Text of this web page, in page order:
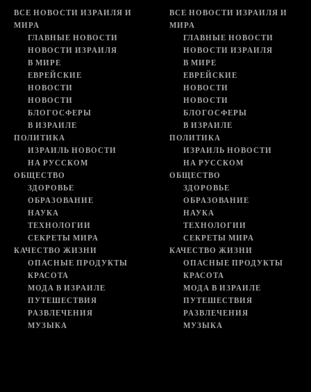
ВСЕ НОВОСТИ ИЗРАИЛЯ И
МИРА
ГЛАВНЫЕ НОВОСТИ
НОВОСТИ ИЗРАИЛЯ
В МИРЕ
ЕВРЕЙСКИЕ
НОВОСТИ
НОВОСТИ
БЛОГОСФЕРЫ
В ИЗРАИЛЕ
ПОЛИТИКА
ИЗРАИЛЬ НОВОСТИ
НА РУССКОМ
ОБЩЕСТВО
ЗДОРОВЬЕ
ОБРАЗОВАНИЕ
НАУКА
ТЕХНОЛОГИИ
СЕКРЕТЫ МИРА
КАЧЕСТВО ЖИЗНИ
ОПАСНЫЕ ПРОДУКТЫ
КРАСОТА
МОДА В ИЗРАИЛЕ
ПУТЕШЕСТВИЯ
РАЗВЛЕЧЕНИЯ
МУЗЫКА
ВСЕ НОВОСТИ ИЗРАИЛЯ И
МИРА
ГЛАВНЫЕ НОВОСТИ
НОВОСТИ ИЗРАИЛЯ
В МИРЕ
ЕВРЕЙСКИЕ
НОВОСТИ
НОВОСТИ
БЛОГОСФЕРЫ
В ИЗРАИЛЕ
ПОЛИТИКА
ИЗРАИЛЬ НОВОСТИ
НА РУССКОМ
ОБЩЕСТВО
ЗДОРОВЬЕ
ОБРАЗОВАНИЕ
НАУКА
ТЕХНОЛОГИИ
СЕКРЕТЫ МИРА
КАЧЕСТВО ЖИЗНИ
ОПАСНЫЕ ПРОДУКТЫ
КРАСОТА
МОДА В ИЗРАИЛЕ
ПУТЕШЕСТВИЯ
РАЗВЛЕЧЕНИЯ
МУЗЫКА